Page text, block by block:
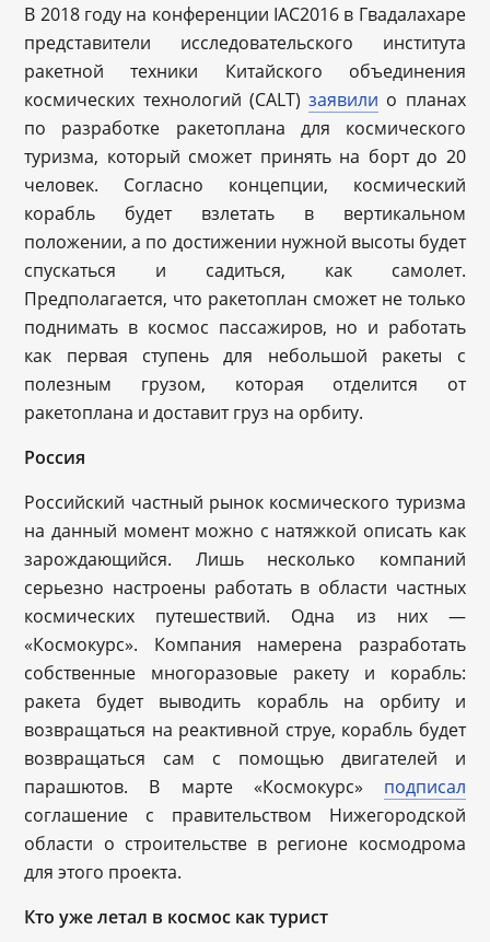
В 2018 году на конференции IAC2016 в Гвадалахаре
представители исследовательского института
ракетной техники Китайского объединения
космических технологий (CALT)заявили о планах
по разработке ракетоплана для космического
туризма, который сможет принять на борт до 20
человек. Согласно концепции, космический
корабль будет взлетать в вертикальном
положении, а по достижении нужной высоты будет
спускаться и садиться, как самолет.
Предполагается, что ракетоплан сможет не только
поднимать в космос пассажиров, но и работать
как первая ступень для небольшой ракеты с
полезным грузом, которая отделится от
ракетоплана и доставит груз на орбиту.
Россия
Российский частный рынок космического туризма
на данный момент можно с натяжкой описать как
зарождающийся. Лишь несколько компаний
серьезно настроены работать в области частных
космических путешествий. Одна из них —
«Космокурс». Компания намерена разработать
собственные многоразовые ракету и корабль:
ракета будет выводить корабль на орбиту и
возвращаться на реактивной струе, корабль будет
возвращаться сам с помощью двигателей и
парашютов. В марте «Космокурс» подписал
соглашение с правительством Нижегородской
области о строительстве в регионе космодрома
для этого проекта.
Кто уже летал в космос как турист